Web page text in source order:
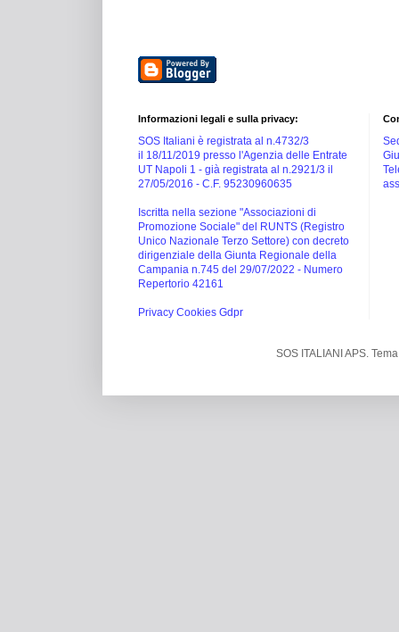
Informazioni legali e sulla privacy:
SOS Italiani è registrata al n.4732/3
il 18/11/2019 presso l'Agenzia delle Entrate
UT Napoli 1 - già registrata al n.2921/3 il
27/05/2016 - C.F. 95230960635
Iscritta nella sezione "Associazioni di
Promozione Sociale" del RUNTS (Registro
Unico Nazionale Terzo Settore) con decreto
dirigenziale della Giunta Regionale della
Campania n.745 del 29/07/2022 - Numero
Repertorio 42161
Privacy Cookies Gdpr
SOS ITALIANI APS.